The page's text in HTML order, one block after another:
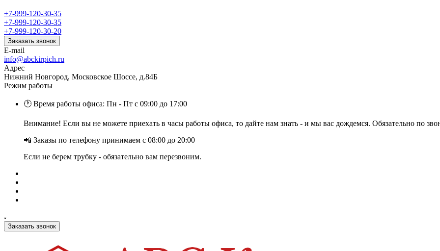
+7-999-120-30-35
+7-999-120-30-35
+7-999-120-30-20
Заказать звонок
E-mail
info@abckirpich.ru
Адрес
Нижний Новгород, Московское Шоссе, д.84Б
Режим работы
🕐 Время работы офиса: Пн - Пт с 09:00 до 17:00
Внимание! Если вы не можете приехать в часы работы офиса, то дайте нам знать - и мы вас дождемся. Обязательно по
📲 Заказы по телефону принимаем с 08:00 до 20:00
Если не берем трубку - обязательно вам перезвоним.
Заказать звонок